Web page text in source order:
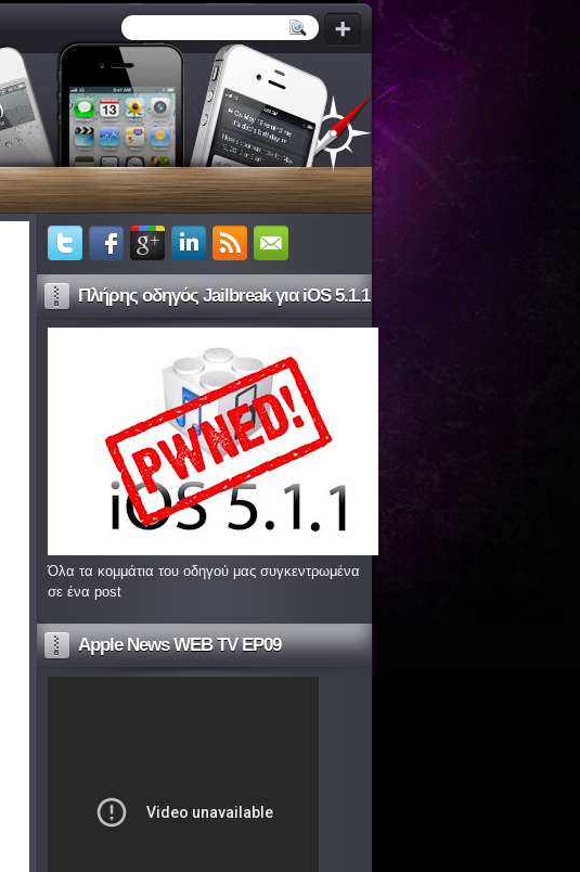
Πλήρης οδηγός Jailbreak για iOS 5.1.1
Όλα τα κομμάτια του οδηγού μας συγκεντρωμένα
σε ένα post
Apple News WEB TV EP09